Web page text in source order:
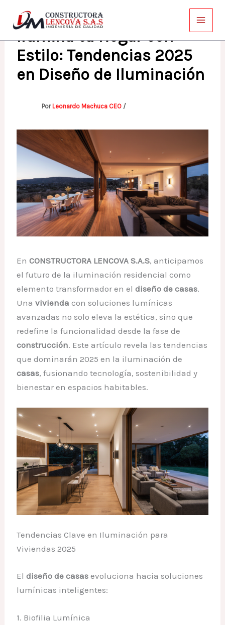
Ilumina tu Hogar con
Estilo: Tendencias 2025
en Diseño de Iluminación
Por Leonardo Machuca CEO /
EnCONSTRUCTORA LENCOVA S.A.S, anticipamos
el futuro de la iluminación residencial como
elemento transformador en eldiseño de casas.
Unavivienda con soluciones lumínicas
avanzadas no solo eleva la estética, sino que
redefine la funcionalidad desde la fase de
construcción. Este artículo revela las tendencias
que dominarán 2025 en la iluminación de
casas, fusionando tecnología, sostenibilidad y
bienestar en espacios habitables.
Tendencias Clave en Iluminación para
Viviendas 2025
Eldiseño de casas evoluciona hacia soluciones
lumínicas inteligentes:
1. Biofilia Lumínica